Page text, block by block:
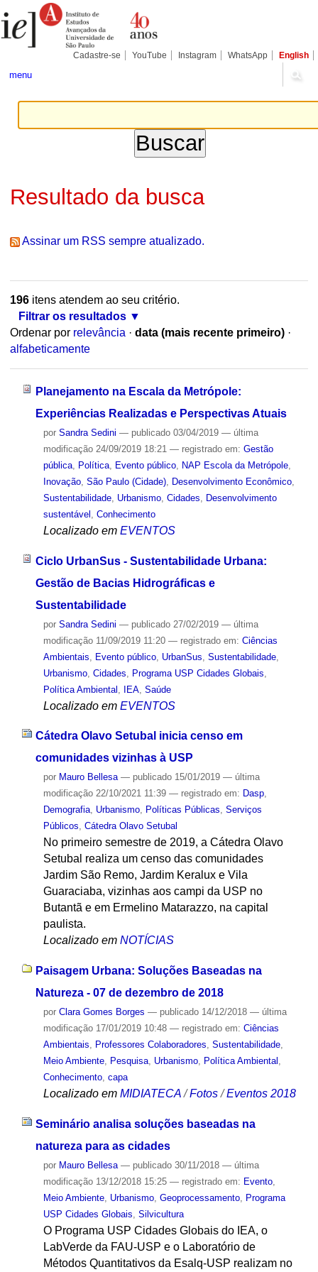
para
conteúdo.
Pessoais
Cadastre-se YouTube Instagram WhatsApp English
menu
Resultado da busca
Assinar um RSS sempre atualizado.
196itens atendem ao seu critério.
Filtrar os resultados
Ordenar por relevância · data (mais recente primeiro) ·
alfabeticamente
Planejamento na Escala da Metrópole:
Experiências Realizadas e Perspectivas Atuais
por Sandra Sedini — publicado03/04/2019 — última
modificação24/09/2019 18:21 — registrado em: Gestão
pública, Política, Evento público, NAP Escola da Metrópole,
Inovação, São Paulo (Cidade), Desenvolvimento Econômico,
Sustentabilidade, Urbanismo, Cidades
Desenvolvimento
sustentável
Conhecimento
Localizado em EVENTOS
Ciclo UrbanSus - Sustentabilidade Urbana:
Gestão de Bacias Hidrográficas e
Sustentabilidade
por Sandra Sedini — publicado27/02/2019 — última
modificação11/09/2019 11:20 — registrado em: Ciências
Ambientais
Evento público, UrbanSus Sustentabilidade,
Urbanismo, Cidades Programa USP Cidades Globais
Política Ambiental
IEA, Saúde
Localizado em EVENTOS
Cátedra Olavo Setubal inicia censo em
comunidades vizinhas à USP
por Mauro Bellesa — publicado15/01/2019 — última
modificação22/10/2021 11:39 — registrado em: Dasp,
Demografia, Urbanismo, Políticas Públicas, Serviços
Públicos, Cátedra Olavo Setubal
No primeiro semestre de 2019, a Cátedra Olavo
Setubal realiza um censo das comunidades
Jardim São Remo, Jardim Keralux e Vila
Guaraciaba, vizinhas aos campi da USP no
Butantã e em Ermelino Matarazzo, na capital
paulista.
Localizado em NOTÍCIAS
Paisagem Urbana: Soluções Baseadas na
Natureza - 07 de dezembro de 2018
por Clara Gomes Borges — publicado14/12/2018 — última
modificação17/01/2019 10:48 — registrado em: Ciências
Ambientais, Professores Colaboradores, Sustentabilidade,
Meio Ambiente, Pesquisa, Urbanismo, Política Ambiental ,
Conhecimento, capa
Localizado em MIDIATECA /Fotos /Eventos 2018
Seminário analisa soluções baseadas na
natureza para as cidades
por Mauro Bellesa — publicado30/11/2018 — última
modificação13/12/2018 15:25 — registrado em: Evento,
Meio Ambiente, Urbanismo, Geoprocessamento, Programa
USP Cidades Globais Silvicultura
O Programa USP Cidades Globais do IEA, o
LabVerde da FAU-USP e o Laboratório de
Métodos Quantitativos da Esalq-USP realizam no